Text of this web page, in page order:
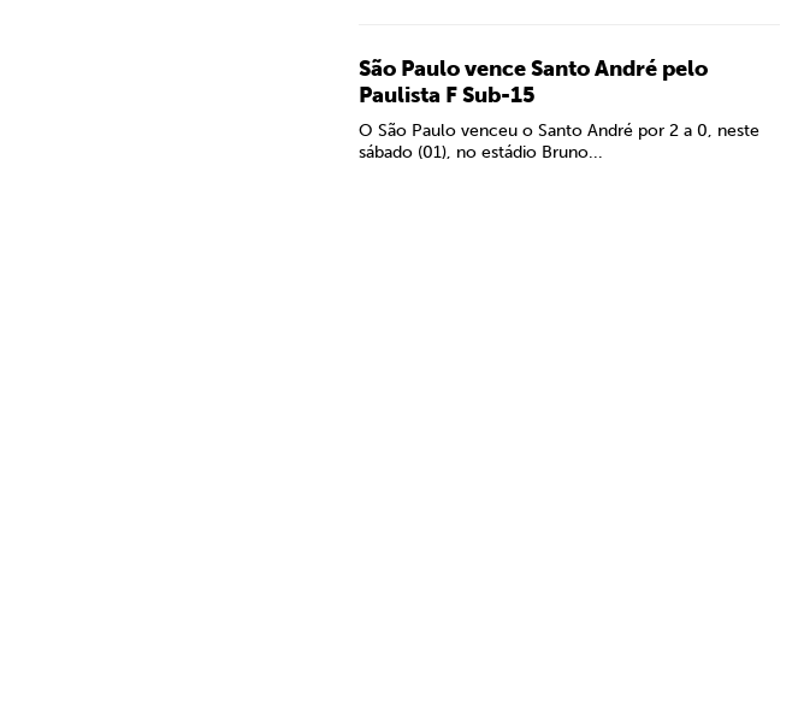
São Paulo vence Santo André pelo
Paulista F Sub-15
O São Paulo venceu o Santo André por 2 a 0, neste
sábado (01), no estádio Bruno...